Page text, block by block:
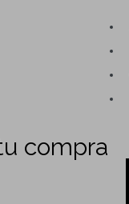
compra